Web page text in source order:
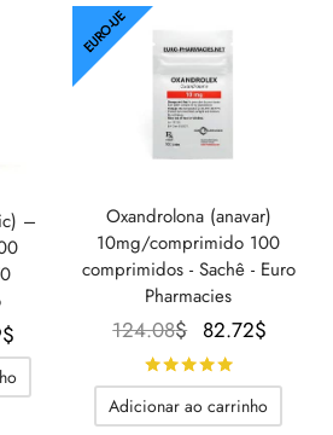
–
$
preço
atual é:
EURO-UE
Oxandrolona (anavar)
10mg/comprimido 100
comprimidos - Sachê - Euro
Pharmacies
124.08$ O preço
original
era:
124.08$.
82.72$
atual
Adicionar ao carrinho